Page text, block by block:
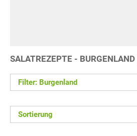
SALATREZEPTE - BURGENLAND
Filter: Burgenland
Sortierung